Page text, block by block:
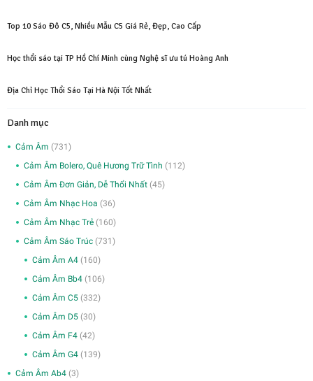
Top 10 Sáo Đô C5, Nhiều Mẫu C5 Giá Rẻ, Đẹp, Cao Cấp
Học thổi sáo tại TP Hồ Chí Minh cùng Nghệ sĩ ưu tú Hoàng Anh
Địa Chỉ Học Thổi Sáo Tại Hà Nội Tốt Nhất
Danh mục
Cảm Âm (731)
Cảm Âm Bolero, Quê Hương Trữ Tình (112)
Cảm Âm Đơn Giản, Dễ Thổi Nhất (45)
Cảm Âm Nhạc Hoa (36)
Cảm Âm Nhạc Trẻ (160)
Cảm Âm Sáo Trúc (731)
Cảm Âm A4 (160)
Cảm Âm Bb4 (106)
Cảm Âm C5 (332)
Cảm Âm D5 (30)
Cảm Âm F4 (42)
Cảm Âm G4 (139)
Cảm Âm Ab4 (3)